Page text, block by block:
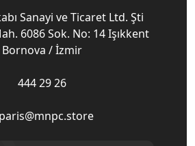
Sanayi ve Ticaret Ltd. Şti
6086 Sok. No: 14 Işıkkent
Bornova / İzmir
444 29 26